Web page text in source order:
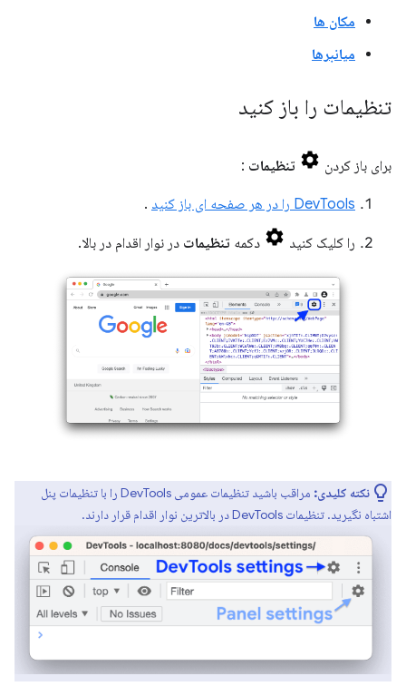
مکان ها
میانبرها
تنظیمات را باز کنید
برای باز کردن تنظیمات :
DevTools را در هر صفحه ای باز کنید .
را کلیک کنید دکمه تنظیمات در نوار اقدام در بالا.
نکته کلیدی:
مراقب باشید تنظیمات عمومی DevTools را با تنظیمات پنل
اشتباه نگیرید. تنظیمات DevTools در بالاترین نوار اقدام قرار دارند.